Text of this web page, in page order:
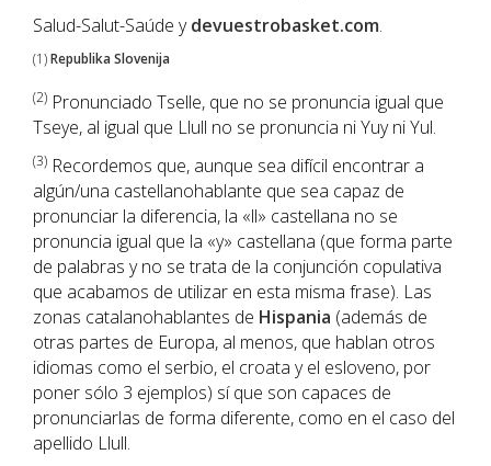
Salud-Salut-Saúde ydevuestrobasket.com.
(1)Republika Slovenija
(2) Pronunciado Tselle, que no se pronuncia igual que
Tseye, al igual que Llull no se pronuncia ni Yuy ni Yul.
(3) Recordemos que, aunque sea difícil encontrar a
algún/una castellanohablante que sea capaz de
pronunciar la diferencia, la «ll» castellana no se
pronuncia igual que la «y» castellana (que forma parte
de palabras y no se trata de la conjunción copulativa
que acabamos de utilizar en esta misma frase). Las
zonas catalanohablantes de Hispania (además de
otras partes de Europa, al menos, que hablan otros
idiomas como el serbio, el croata y el esloveno, por
poner sólo 3 ejemplos) sí que son capaces de
pronunciarlas de forma diferente, como en el caso del
apellido Llull.